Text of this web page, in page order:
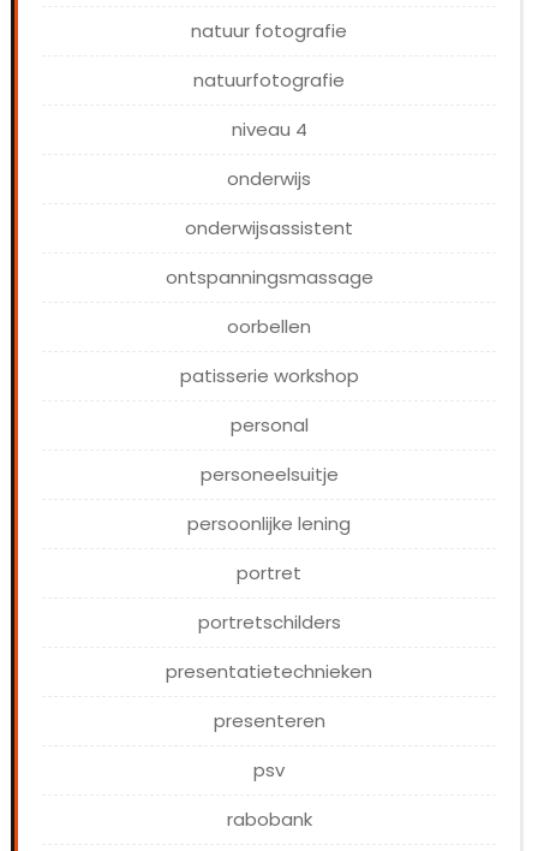
natuur fotografie
natuurfotografie
niveau 4
onderwijs
onderwijsassistent
ontspanningsmassage
oorbellen
patisserie workshop
personal
personeelsuitje
persoonlijke lening
portret
portretschilders
presentatietechnieken
presenteren
psv
rabobank